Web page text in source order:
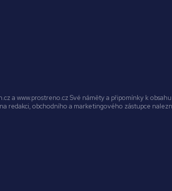
a www.prostreno.cz Své náměty a připomínky k
redakci, obchodního a marketingového zástupce